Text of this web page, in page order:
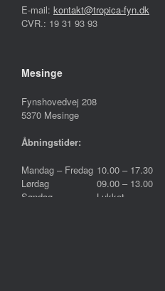
E-mail: kontakt@tropica-fyn.dk
CVR.: 19 31 93 93
Mesinge
Fynshovedvej 208
5370 Mesinge
Åbningstider:
Mandag – Fredag
Lørdag
Søndag
10.00 – 17.30
09.00 – 13.00
Lukket